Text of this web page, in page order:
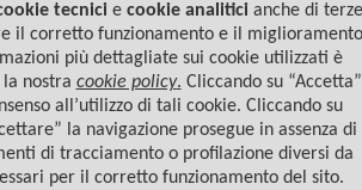
DEL
tecnicie cookie analiticianche di terze
il corretto funzionamento e il miglioramento
più dettagliate sui cookie utilizzati è
nostra cookie policy. Cliccando su “Accetta”
all’utilizzo di tali cookie. Cliccando su
la navigazione prosegue in assenza di
di tracciamento o profilazione diversi da
per il corretto funzionamento del sito.